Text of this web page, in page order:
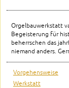
Orgelbauwerkstatt
Begeisterung für
beherrschen das
niemand anders.
Vorgehensweise
Werkstatt